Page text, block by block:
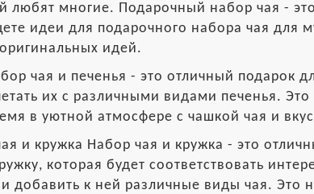
любят многие. Подарочный набор чая -
идеи для подарочного набора чая для
идей.
чая и печенья - это отличный подарок
их с различными видами печенья.
в уютной атмосфере с чашкой чая и
и кружка Набор чая и кружка - это
которая будет соответствовать
добавить к ней различные виды чая. Это